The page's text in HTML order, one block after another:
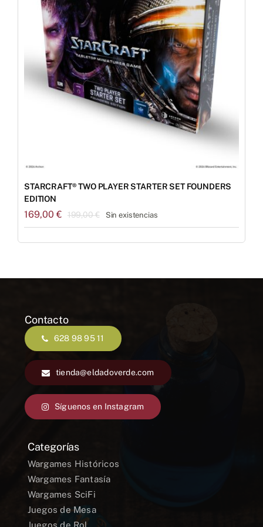
STARCRAFT® TWO PLAYER STARTER SET FOUNDERS
EDITION
199,00€El
original
169,00€
El
actual
Sin existencias
Contacto
628 98 95 11
tienda@eldadoverde.com
Síguenos en Instagram
Categorías
Wargames Históricos
Wargames Fantasía
Wargames SciFi
Juegos de Mesa